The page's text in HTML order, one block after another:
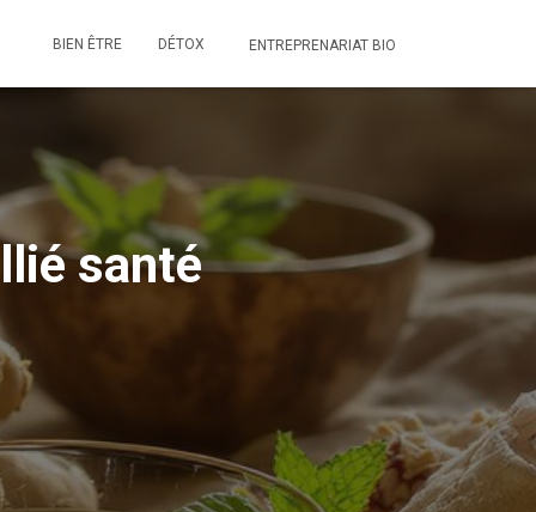
BIEN ÊTRE DÉTOX ENTREPRENARIAT BIO
santé